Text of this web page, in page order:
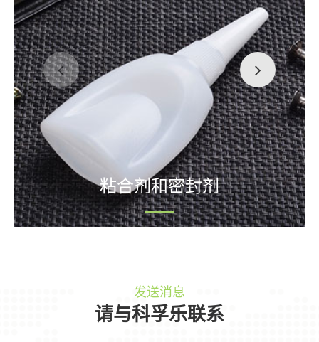
粘合剂和密封剂
发送消息
请与科孚乐联系